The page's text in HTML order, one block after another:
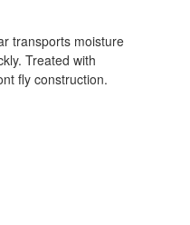
transports moisture
Treated with
fly construction.